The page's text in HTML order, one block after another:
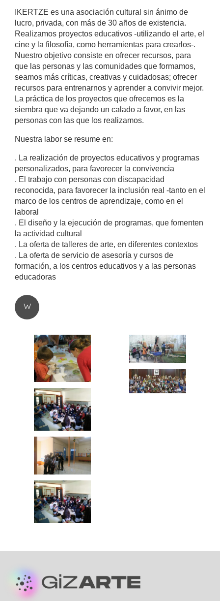
IKERTZE es una asociación cultural sin ánimo de
lucro, privada, con más de 30 años de existencia.
Realizamos proyectos educativos -utilizando el arte, el
cine y la filosofía, como herramientas para crearlos-.
Nuestro objetivo consiste en ofrecer recursos, para
que las personas y las comunidades que formamos,
seamos más críticas, creativas y cuidadosas; ofrecer
recursos para entrenarnos y aprender a convivir mejor.
La práctica de los proyectos que ofrecemos es la
siembra que va dejando un calado a favor, en las
personas con las que los realizamos.
Nuestra labor se resume en:
. La realización de proyectos educativos y programas
personalizados, para favorecer la convivencia
. El trabajo con personas con discapacidad
reconocida, para favorecer la inclusión real -tanto en el
marco de los centros de aprendizaje, como en el
laboral
. El diseño y la ejecución de programas, que fomenten
la actividad cultural
. La oferta de talleres de arte, en diferentes contextos
. La oferta de servicio de asesoría y cursos de
formación, a los centros educativos y a las personas
educadoras
W
Footer